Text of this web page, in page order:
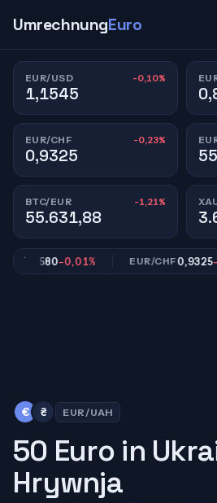
UmrechnungEuro
EUR/USD -0,10%
1,1545
EUR/CHF -0,23%
0,9325
BTC/EUR -1,21%
55.631,88
0,8580-0,01% EUR/CHF0,9325-
€ ₴ EUR/UAH
50 Euro in
Hrywnja